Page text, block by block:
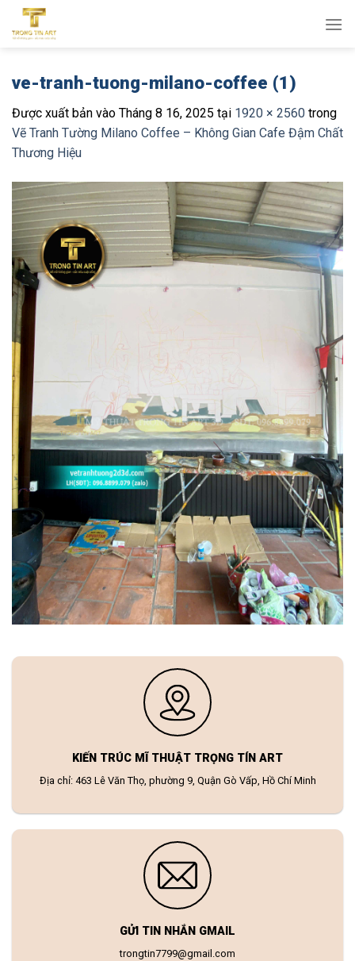
qua
ve-tranh-tuong-milano-coffee (1)
Được xuất bản vào Tháng 8 16, 2025 tại 1920 × 2560 trong
Vẽ Tranh Tường Milano Coffee – Không Gian Cafe Đậm Chất
Thương Hiệu
KIẾN TRÚC MĨ THUẬT TRỌNG TÍN ART
Địa chỉ: 463 Lê Văn Thọ, phường 9, Quận Gò Vấp, Hồ Chí Minh
GỬI TIN NHẮN GMAIL
trongtin7799@gmail.com